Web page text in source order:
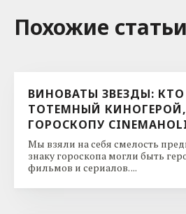
Похожие
ВИНОВАТЫ ЗВЕЗДЫ:
ТОТЕМНЫЙ
ГОРОСКОПУ
Мы взяли на себя смелость
знаку гороскопа могли быть
фильмов и сериалов. ...